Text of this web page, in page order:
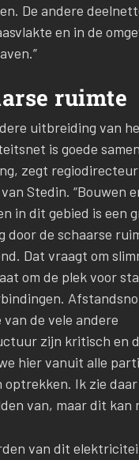
De andere
en in de
ruimte
uitbreiding van
is goede
zegt
Stedin. “Bouwen
in dit gebied is een
door de schaarse
Dat vraagt om
om de plek voor
de vele andere
zijn kritisch en
hier vanuit alle
optrekken. Ik zie daar
van, maar dit kan
van dit